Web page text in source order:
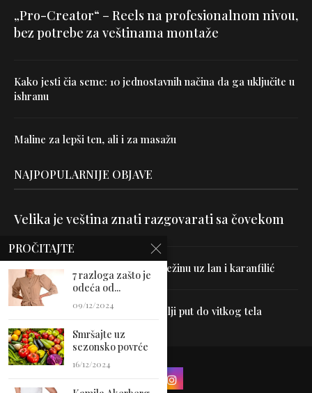
„Pro-Creator“ – Reels na profesionalnom nivou,
bez potrebe za veštinama montaže
Kako jesti čia seme: 10 jednostavnih načina da ga uključite u
ishranu
Maline za lepši ten, ali i za masažu
NAJPOPULARNIJE OBJAVE
Velika je veština znati razgovarati sa čovekom
Uništite parazite i normalizujte težinu uz lan i karanfilić
Dr Hajder: Akupunktura je najbolji put do vitkog tela
PROČITAJTE
7 razloga zašto je
odeća od...
09/12/2024
Smršajte uz
sezonsko povrće
16/12/2024